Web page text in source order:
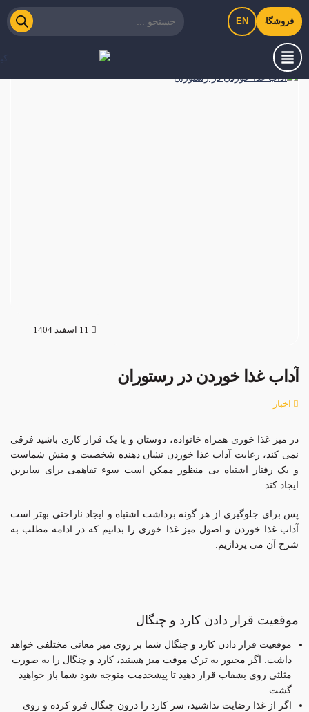
فروشگاه اینترنتی کیت‌لاین
EN
آداب غذا خوردن در رستوران
اخبار
در میز غذا خوری همراه خانواده، دوستان و یا یک قرار کاری باشید فرقی
نمی کند، رعایت آداب غذا خوردن نشان دهنده شخصیت و منش شماست
و یک رفتار اشتباه بی منظور ممکن است سوء تفاهمی برای سایرین
ایجاد کند.
پس برای جلوگیری از هر گونه برداشت اشتباه و ایجاد ناراحتی بهتر است
آداب غذا خوردن و اصول میز غذا خوری را بدانیم که در ادامه مطلب به
شرح آن می پردازیم.
موقعیت قرار دادن کارد و چنگال
موقعیت قرار دادن کارد و چنگال شما بر روی میز معانی مختلفی خواهد
داشت. اگر مجبور به ترک موقت میز هستید، کارد و چنگال را به صورت
مثلثی روی بشقاب قرار دهید تا پیشخدمت متوجه شود شما باز خواهید
گشت.
اگر از غذا رضایت نداشتید، سر کارد را درون چنگال فرو کرده و روی